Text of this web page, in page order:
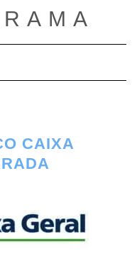
modo de navegación
CAIXA